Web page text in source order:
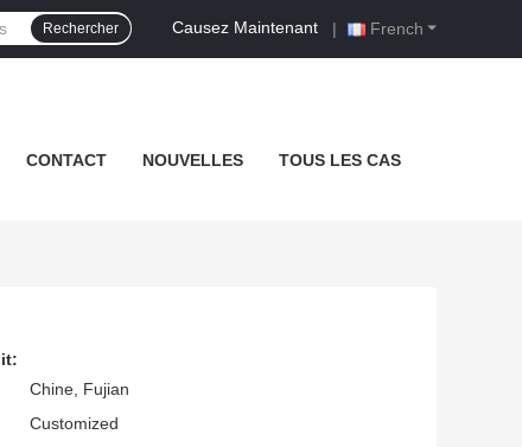
French
Causez Maintenant |
Rechercher
CONTACT NOUVELLES TOUS LES CAS
Chine, Fujian
Customized